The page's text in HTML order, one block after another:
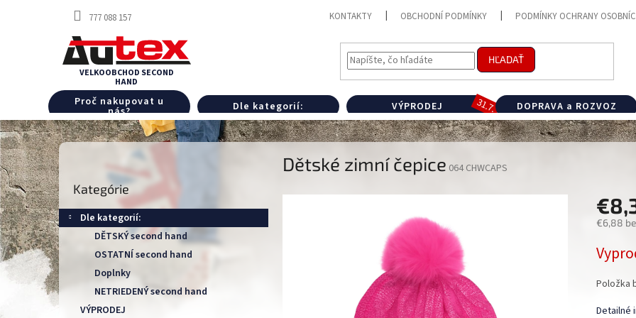
777 088 157 KONTAKTY OBCHODNÍ PODMÍNKY PODMÍNKY OCHRANY
HĽADAŤ
Proč nakupovat u
nás? Dle kategorií: VÝPRODEJ DOPRAVA a ROZVOZ
B
o
č
n
ý
p
a
n
e
l
Preskočiť
kategórie
Kategórie
Dle kategorií:
DĚTSKÝ second hand
OSTATNÍ second hand
Doplnky
NETRIEDENÝ second hand
VÝPRODEJ
Dětské zimní čepice 064 CHWCAPS
€6,88
cena:
Položka
Detailné